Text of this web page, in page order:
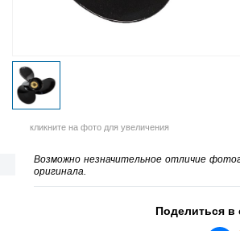
кликните на фото для увеличения
Возможно незначительное отличие
оригинала.
Поделиться в